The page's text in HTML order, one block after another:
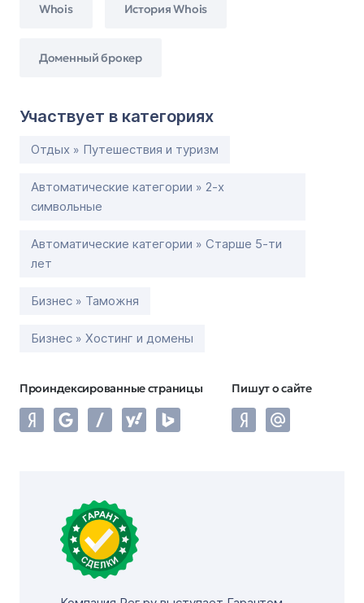
Whois История Whois
Доменный брокер
Участвует в категориях
Отдых » Путешествия и туризм
Автоматические категории » 2-х
символьные
Автоматические категории » Старше 5-ти
лет
Бизнес » Таможня
Бизнес » Хостинг и домены
Проиндексированные страницы Пишут о сайте